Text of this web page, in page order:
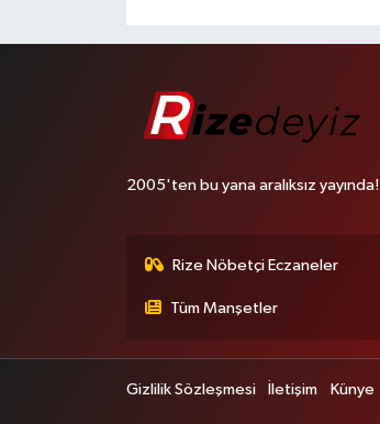
2005'ten bu yana aralıksız yayında!
Rize Nöbetçi Eczaneler
Tüm Manşetler
Gizlilik Sözleşmesi İletişim Künye